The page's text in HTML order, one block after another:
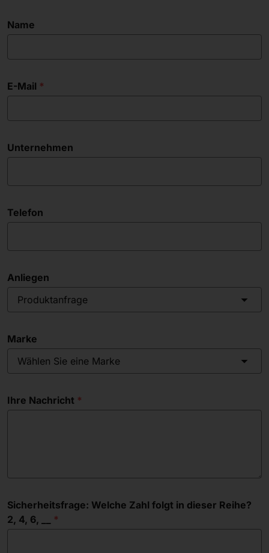
Name
E-Mail
Unternehmen
Telefon
Anliegen
Produktanfrage
Marke
Wählen Sie eine Marke
Ihre Nachricht
Sicherheitsfrage: Welche Zahl folgt in dieser Reihe?
2, 4, 6, __